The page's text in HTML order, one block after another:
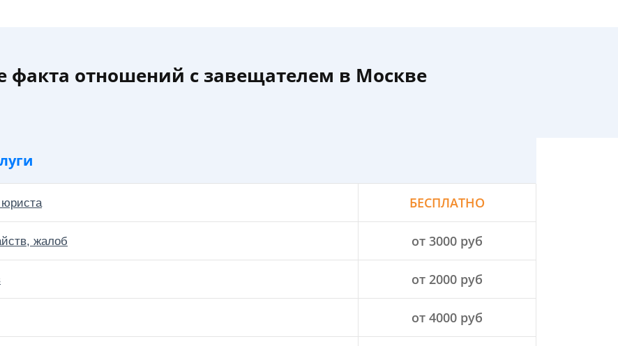
факта отношений с завещателем в Москве
юриста БЕСПЛАТНО
жалоб от 3000 руб
от 2000 руб
от 4000 руб